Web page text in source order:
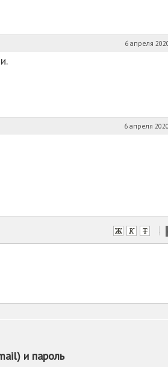
6 апреля
6 апреля
-
-
-
и пароль